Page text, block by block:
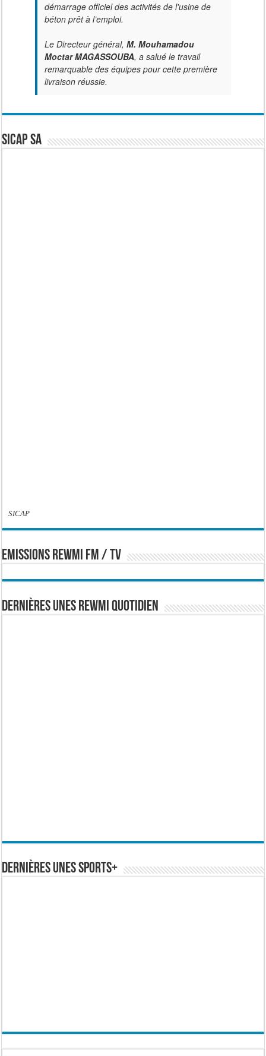
démarrage officiel des activités de l'usine de
béton prêt à l’emploi.
Le Directeur général, M. Mouhamadou
Moctar MAGASSOUBA, a salué le travail
remarquable des équipes pour cette première
livraison réussie.
SICAP SA
SICAP
EMISSIONS REWMI FM / TV
Dernières Unes Rewmi Quotidien
Dernières Unes Sports+